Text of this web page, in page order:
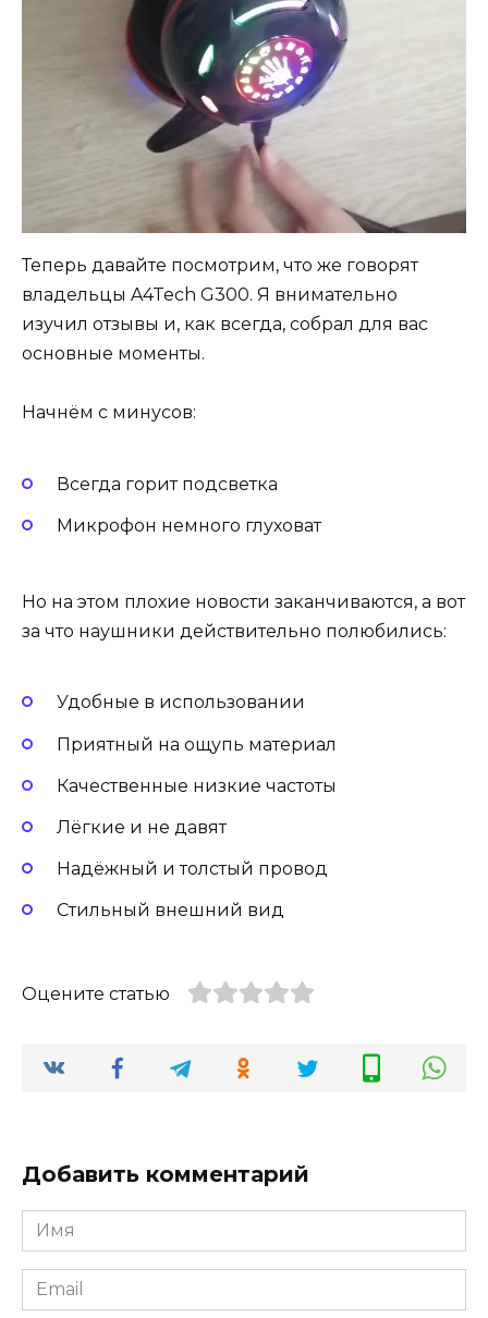
Теперь давайте посмотрим, что же говорят
владельцы A4Tech G300. Я внимательно
изучил отзывы и, как всегда, собрал для вас
основные моменты.
Начнём с минусов:
Всегда горит подсветка
Микрофон немного глуховат
Но на этом плохие новости заканчиваются, а вот
за что наушники действительно полюбились:
Удобные в использовании
Приятный на ощупь материал
Качественные низкие частоты
Лёгкие и не давят
Надёжный и толстый провод
Стильный внешний вид
Оцените статью
Добавить комментарий
Имя
Email